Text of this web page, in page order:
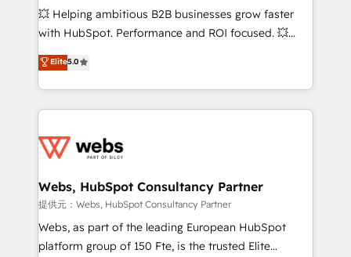
pipeline growth programs • Sales enablement tools
and CRM optimization • Retention strategies with
Execution • 750+ onboardings and 2,000+
implementations • Deep expertise across marketing,
💥 Helping ambitious B2B businesses grow faster
with HubSpot. Performance and ROI focused. 💥
BBD Boom is the HubSpot partner that can help you
to HubSpot Better. We work with your teams to
solve all your HubSpot challenges and improve user
adoption, sales process and marketing results.
the first time 🔧 Designing and optimising your
and build using HubSpot 🔌 Integrating HubSpot
with other systems 🎓 Training your teams to be
HubSpot pros 📊 Lead generation services using
HubSpot Why us? - SIX HubSpot Accreditations -
Elite5.0
Webs, HubSpot Consultancy Partner
提供元：Webs, HubSpot Consultancy Partner
Webs, as part of the leading European HubSpot
platform group of 150 Fte, is the trusted Elite